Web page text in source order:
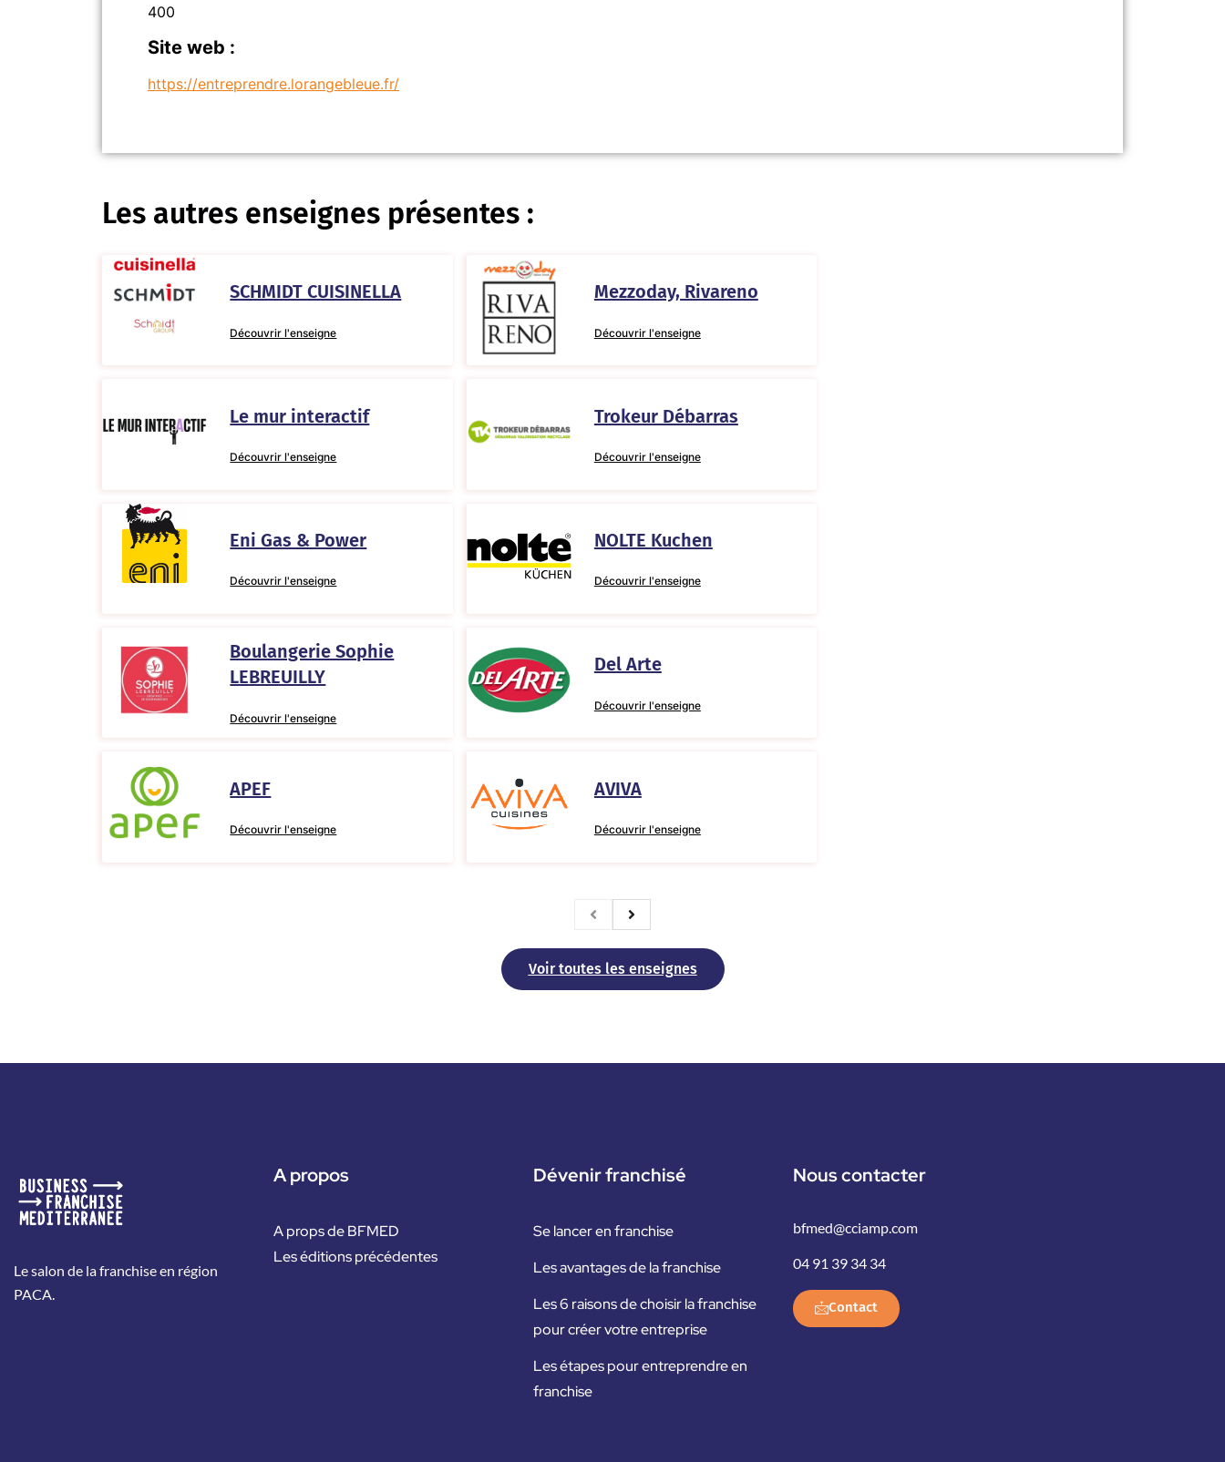
400
Site web :
https://entreprendre.lorangebleue.fr/
Les autres enseignes présentes :
SCHMIDT CUISINELLA
Découvrir l'enseigne
Mezzoday, Rivareno
Découvrir l'enseigne
Le mur interactif
Découvrir l'enseigne
Trokeur Débarras
Découvrir l'enseigne
Eni Gas & Power
Découvrir l'enseigne
NOLTE Kuchen
Découvrir l'enseigne
Boulangerie Sophie
LEBREUILLY
Découvrir l'enseigne
Del Arte
Découvrir l'enseigne
APEF
Découvrir l'enseigne
AVIVA
Découvrir l'enseigne
Voir toutes les enseignes
Le salon de la franchise en région
PACA.
A propos
A props de BFMED
Les éditions précédentes
Dévenir franchisé
Se lancer en franchise
Les avantages de la franchise
Les 6 raisons de choisir la franchise
pour créer votre entreprise
Les étapes pour entreprendre en
franchise
Nous contacter
bfmed@cciamp.com
04 91 39 34 34
Contact